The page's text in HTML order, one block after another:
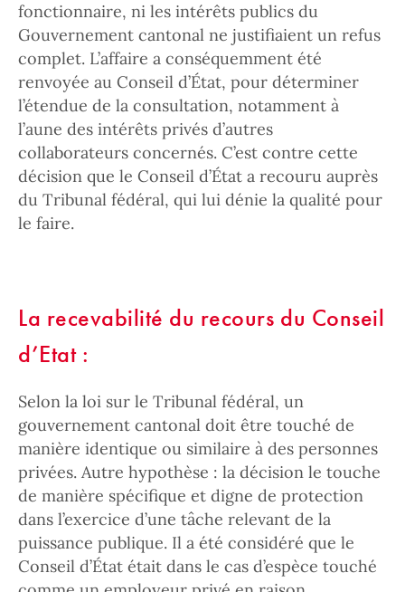
fonctionnaire, ni les intérêts publics du
Gouvernement cantonal ne justifiaient un refus
complet. L’affaire a conséquemment été
renvoyée au Conseil d’État, pour déterminer
l’étendue de la consultation, notamment à
l’aune des intérêts privés d’autres
collaborateurs concernés. C’est contre cette
décision que le Conseil d’État a recouru auprès
du Tribunal fédéral, qui lui dénie la qualité pour
le faire.
La recevabilité du recours du Conseil
d’Etat :
Selon la loi sur le Tribunal fédéral, un
gouvernement cantonal doit être touché de
manière identique ou similaire à des personnes
privées. Autre hypothèse : la décision le touche
de manière spécifique et digne de protection
dans l’exercice d’une tâche relevant de la
puissance publique. Il a été considéré que le
Conseil d’État était dans le cas d’espèce touché